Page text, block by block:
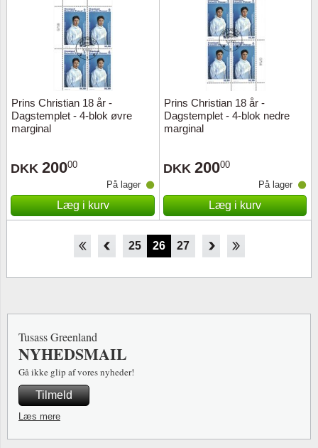
Prins Christian 18 år -
Dagstemplet - 4-blok øvre
marginal
DKK 20000
På lager
Læg i kurv
Prins Christian 18 år -
Dagstemplet - 4-blok nedre
marginal
DKK 20000
På lager
Læg i kurv
23 24 25 26 27 28 29
Tusass Greenland
NYHEDSMAIL
Gå ikke glip af vores nyheder!
Tilmeld
Læs mere